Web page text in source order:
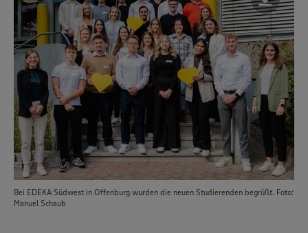
Bei EDEKA Südwest in Offenburg wurden die neuen Studierenden begrüßt. Foto:
Manuel Schaub